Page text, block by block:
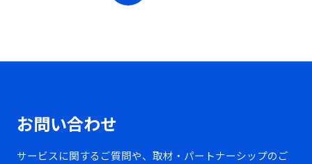
お問い合わせ
サービスに関するご質問や、取材・パートナーシップのご